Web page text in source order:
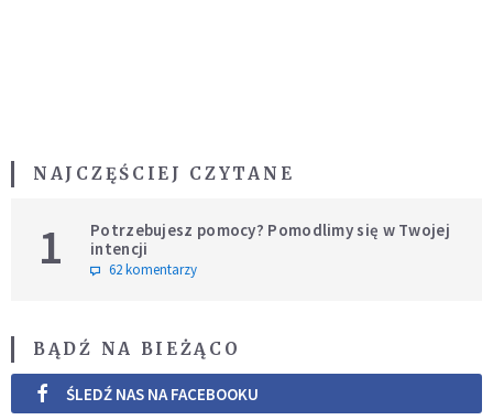
NAJCZĘŚCIEJ CZYTANE
1
Potrzebujesz pomocy? Pomodlimy się w Twojej
intencji
62 komentarzy
BĄDŹ NA BIEŻĄCO
ŚLEDŹ NAS NA FACEBOOKU